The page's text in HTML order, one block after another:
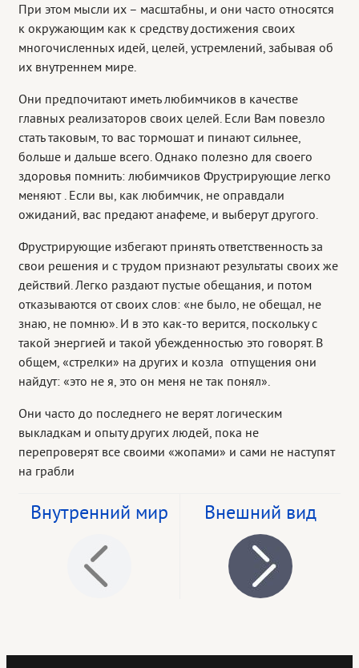
При этом мысли их – масштабны, и они часто относятся
к окружающим как к средству достижения своих
многочисленных идей, целей, устремлений, забывая об
их внутреннем мире.
Они предпочитают иметь любимчиков в качестве
главных реализаторов своих целей. Если Вам повезло
стать таковым, то вас тормошат и пинают сильнее,
больше и дальше всего. Однако полезно для своего
здоровья помнить: любимчиков Фрустрирующие легко
меняют . Если вы, как любимчик, не оправдали
ожиданий, вас предают анафеме, и выберут другого.
Фрустрирующие избегают принять ответственность за
свои решения и с трудом признают результаты своих же
действий. Легко раздают пустые обещания, и потом
отказываются от своих слов: «не было, не обещал, не
знаю, не помню». И в это как-то верится, поскольку с
такой энергией и такой убежденностью это говорят. В
общем, «стрелки» на других и козла отпущения они
найдут: «это не я, это он меня не так понял».
Они часто до последнего не верят логическим
выкладкам и опыту других людей, пока не
перепроверят все своими «жопами» и сами не наступят
на грабли
Внутренний мир Внешний вид